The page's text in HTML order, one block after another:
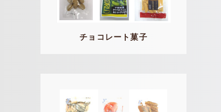
チョコレート菓子